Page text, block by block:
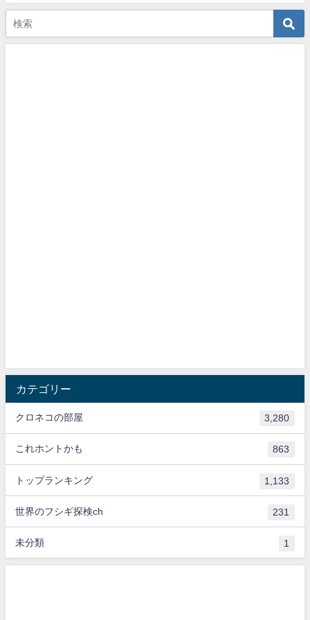
カテゴリー
クロネコの部屋 3,280
これホントかも 863
トップランキング 1,133
世界のフシギ探検ch 231
未分類 1